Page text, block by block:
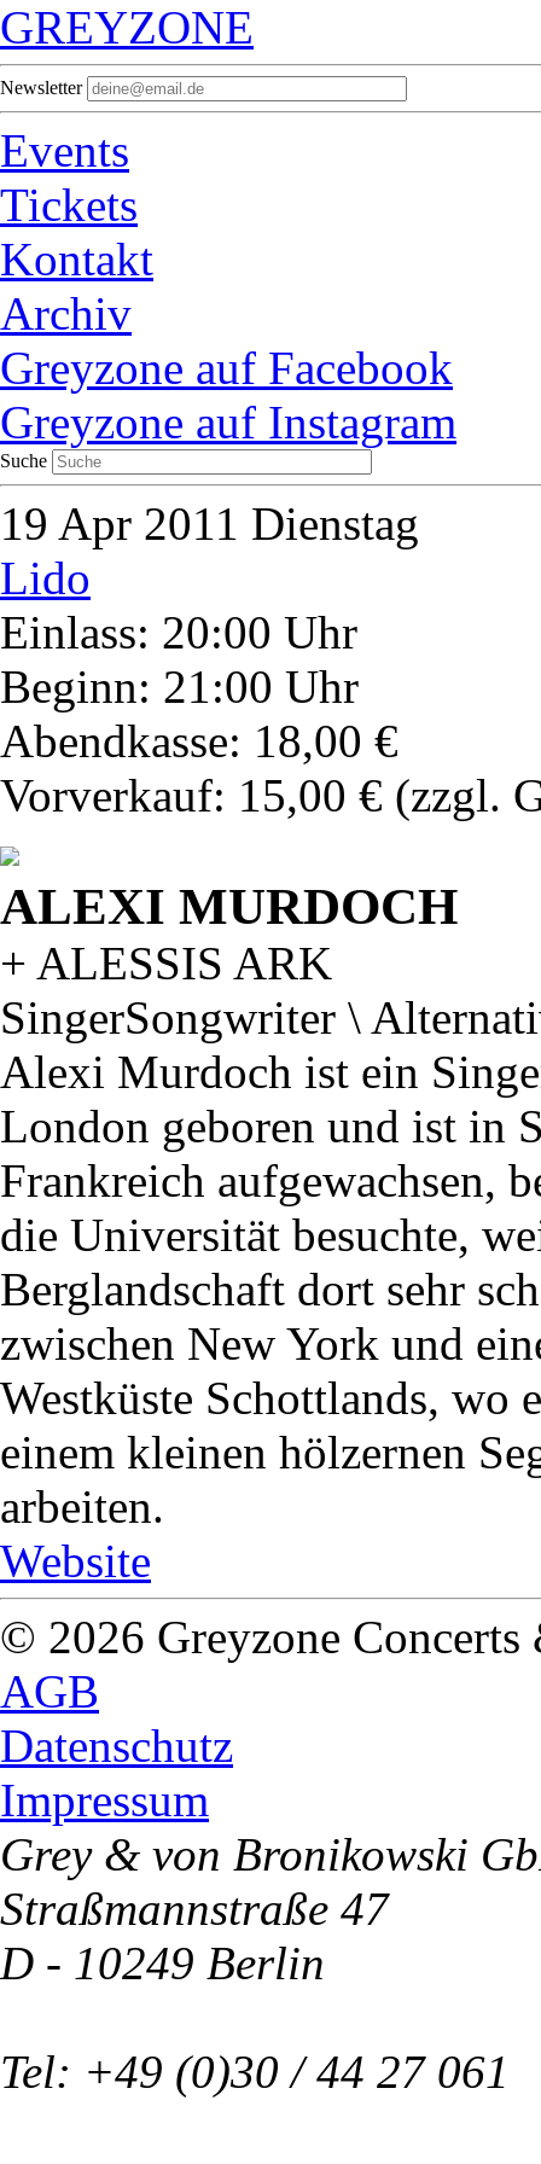
GREYZONE
Newsletter
Events
Tickets
Kontakt
Archiv
Greyzone auf Facebook
Greyzone auf Instagram
Suche
19 Apr 2011 Dienstag
Lido
Einlass: 20:00 Uhr
Beginn: 21:00 Uhr
Abendkasse: 18,00 €
Vorverkauf: 15,00 € (zzgl.
ALEXI MURDOCH
+ ALESSIS ARK
SingerSongwriter \
Alexi Murdoch ist ein
London geboren und ist in
Frankreich aufgewachsen,
die Universität besuchte,
Berglandschaft dort sehr
zwischen New York und
Westküste Schottlands, wo
einem kleinen hölzernen
arbeiten.
Website
© 2026 Greyzone
AGB
Datenschutz
Impressum
Grey & von Bronikowski
Straßmannstraße 47
D - 10249 Berlin
Tel: +49 (0)30 / 44 27 061